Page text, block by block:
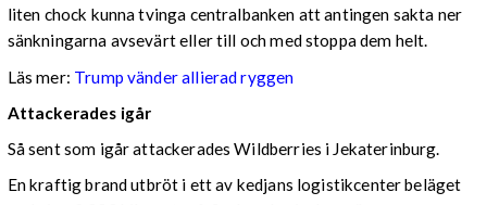
liten chock kunna tvinga centralbanken att antingen sakta ner
sänkningarna avsevärt eller till och med stoppa dem helt.
Läs mer: Trump vänder allierad ryggen
Attackerades igår
Så sent som igår attackerades Wildberries i Jekaterinburg.
En kraftig brand utbröt i ett av kedjans logistikcenter beläget